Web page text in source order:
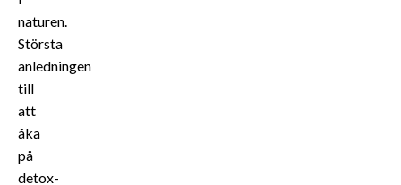
naturen.
Största
anledningen
till
att
åka
på
detox-